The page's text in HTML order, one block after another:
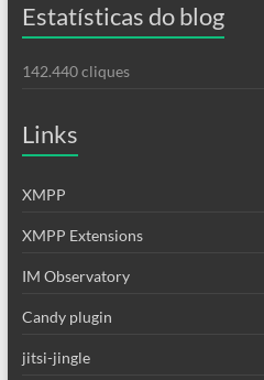
Estatísticas do blog
142.440 cliques
Links
XMPP
XMPP Extensions
IM Observatory
Candy plugin
jitsi-jingle